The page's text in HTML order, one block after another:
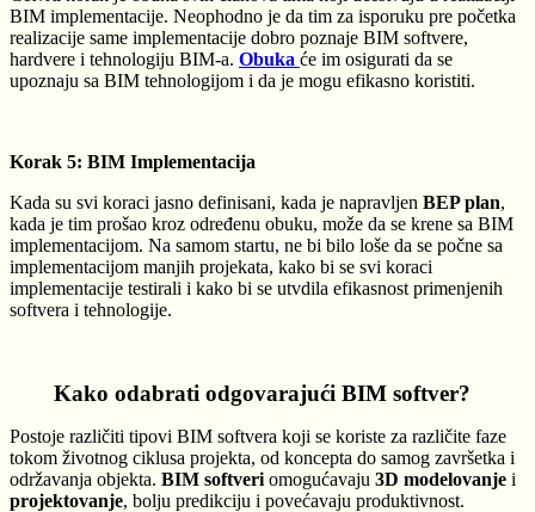
BIM implementacije. Neophodno je da tim za isporuku pre početka
realizacije same implementacije dobro poznaje BIM softvere,
hardvere i tehnologiju BIM-a. Obuka će im osigurati da se
upoznaju sa BIM tehnologijom i da je mogu efikasno koristiti.
Korak 5: BIM Implementacija
Kada su svi koraci jasno definisani, kada je napravljen BEP plan,
kada je tim prošao kroz određenu obuku, može da se krene sa BIM
implementacijom. Na samom startu, ne bi bilo loše da se počne sa
implementacijom manjih projekata, kako bi se svi koraci
implementacije testirali i kako bi se utvdila efikasnost primenjenih
softvera i tehnologije.
Kako odabrati odgovarajući BIM softver?
Postoje različiti tipovi BIM softvera koji se koriste za različite faze
tokom životnog ciklusa projekta, od koncepta do samog završetka i
održavanja objekta. BIM softveri omogućavaju 3D modelovanje i
projektovanje, bolju predikciju i povećavaju produktivnost.